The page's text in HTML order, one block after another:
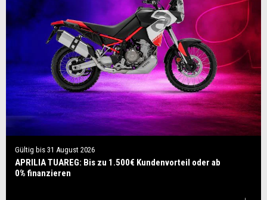
Gültig bis 31 August 2026
APRILIA TUAREG: Bis zu 1.500€ Kundenvorteil oder ab
0% finanzieren